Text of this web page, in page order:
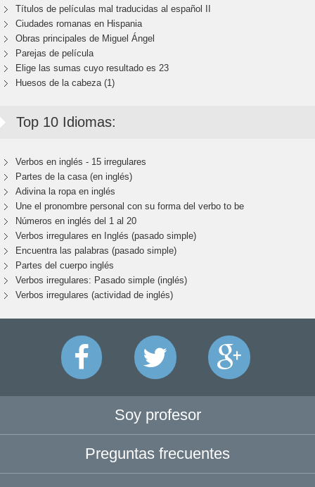
Títulos de películas mal traducidas al español II
Ciudades romanas en Hispania
Obras principales de Miguel Ángel
Parejas de película
Elige las sumas cuyo resultado es 23
Huesos de la cabeza (1)
Top 10 Idiomas:
Verbos en inglés - 15 irregulares
Partes de la casa (en inglés)
Adivina la ropa en inglés
Une el pronombre personal con su forma del verbo to be
Números en inglés del 1 al 20
Verbos irregulares en Inglés (pasado simple)
Encuentra las palabras (pasado simple)
Partes del cuerpo inglés
Verbos irregulares: Pasado simple (inglés)
Verbos irregulares (actividad de inglés)
Soy profesor
Preguntas frecuentes